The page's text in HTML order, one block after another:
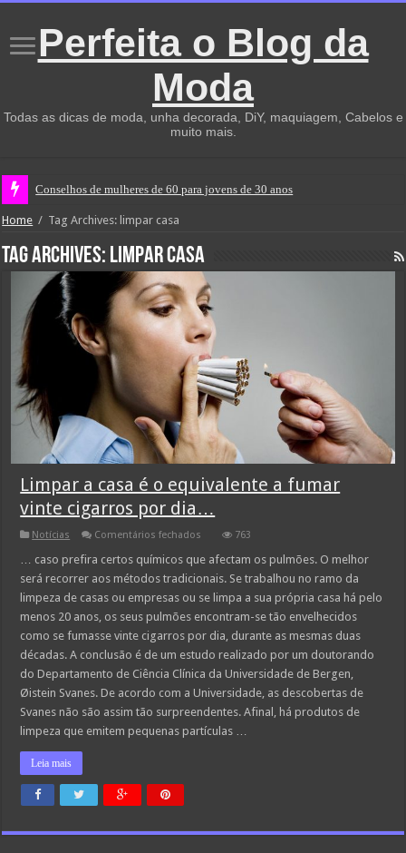
Perfeita o Blog da
Moda
Todas as dicas de moda, unha decorada, DiY, maquiagem, Cabelos e
muito mais.
Conselhos de mulheres de 60 para jovens de 30 anos
Home / Tag Archives: limpar casa
Tag Archives: limpar casa
Limpar a casa é o equivalente a fumar
vinte cigarros por dia…
Notícias Comentários fechados
a
é
o
equivalente
a
fumar
vinte
cigarros
dia…
763
… caso prefira certos químicos que afectam os pulmões. O melhor
será recorrer aos métodos tradicionais. Se trabalhou no ramo da
limpeza de casas ou empresas ou se limpa a sua própria casa há pelo
menos 20 anos, os seus pulmões encontram-se tão envelhecidos
como se fumasse vinte cigarros por dia, durante as mesmas duas
décadas. A conclusão é de um estudo realizado por um doutorando
do Departamento de Ciência Clínica da Universidade de Bergen,
Øistein Svanes. De acordo com a Universidade, as descobertas de
Svanes não são assim tão surpreendentes. Afinal, há produtos de
limpeza que emitem pequenas partículas …
Leia mais